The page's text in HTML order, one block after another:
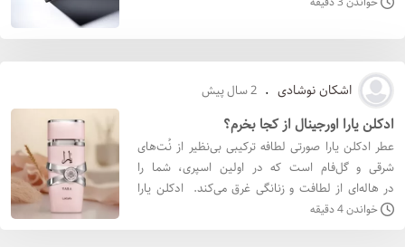
اشکان نوشادی . 2 سال پیش
ادکلن یارا اورجینال از کجا بخرم؟
عطر ادکلن یارا صورتی لطافه ترکیبی بی‌نظیر از نُت‌های
شرقی و گل‌فام است که در اولین اسپری، شما را
در هاله‌ای از لطافت و زنانگی غرق می‌کند. ادکلن یارا
صورتی با طبع گرم و شیرین خود، برای خانم‌های خو
خواندن 4 دقیقه